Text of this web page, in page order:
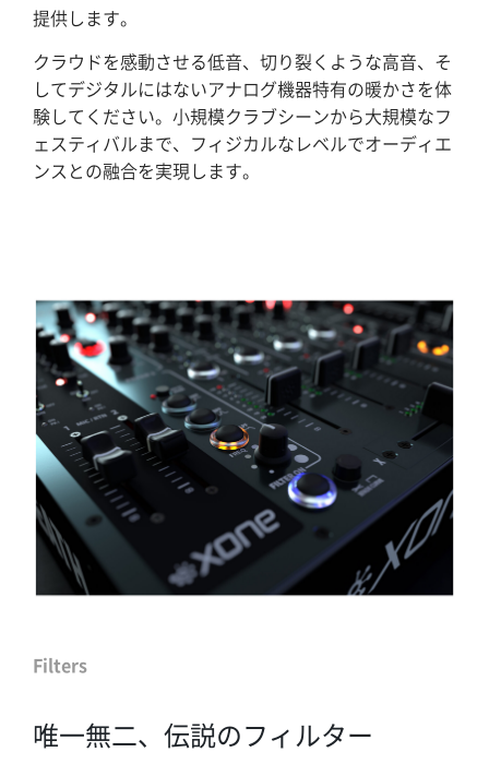
提供します。
クラウドを感動させる低音、切り裂くような高音、そ
してデジタルにはないアナログ機器特有の暖かさを体
験してください。小規模クラブシーンから大規模なフ
ェスティバルまで、フィジカルなレベルでオーディエ
ンスとの融合を実現します。
Filters
唯一無二、伝説のフィルター